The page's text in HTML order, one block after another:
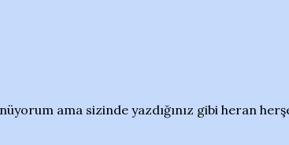
ama sizinde yazdığınız gibi heran